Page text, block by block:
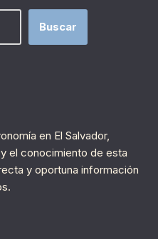
Buscar
en El Salvador,
el conocimiento de esta
y oportuna información